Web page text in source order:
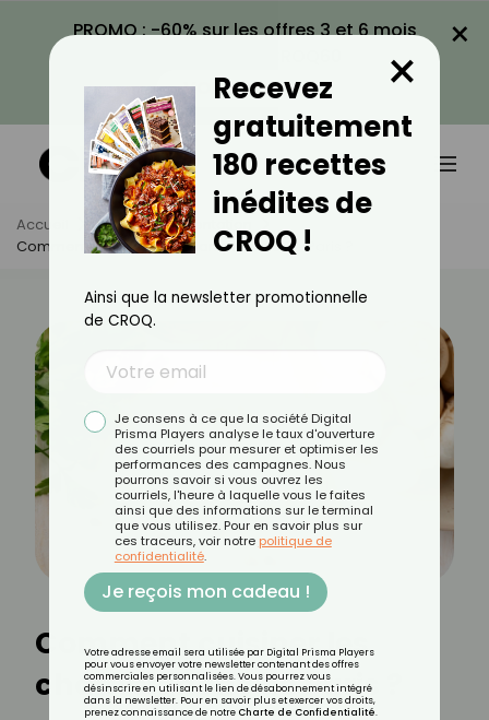
PROMO : -60% sur les offres 3 et 6 mois
VOIR LA PROMO
×
Accueil Actus
Alimentation
Comment Cuisiner Les Champignons De Paris ?
Comment cuisiner les
champignons de Paris ?
Recevez
gratuitement
180 recettes
inédites de
CROQ !
×
Ainsi que la newsletter promotionnelle
de CROQ.
Je consens à ce que la société Digital
Prisma Players analyse le taux d'ouverture
des courriels pour mesurer et optimiser les
performances des campagnes. Nous
pourrons savoir si vous ouvrez les
courriels, l'heure à laquelle vous le faites
ainsi que des informations sur le terminal
que vous utilisez. Pour en savoir plus sur
ces traceurs, voir notre politique de
confidentialité.
Je reçois mon cadeau !
Votre adresse email sera utilisée par Digital Prisma Players
pour vous envoyer votre newsletter contenant des offres
commerciales personnalisées. Vous pourrez vous
désinscrire en utilisant le lien de désabonnement intégré
dans la newsletter. Pour en savoir plus et exercer vos droits,
prenez connaissance de notre Charte de Confidentialité.